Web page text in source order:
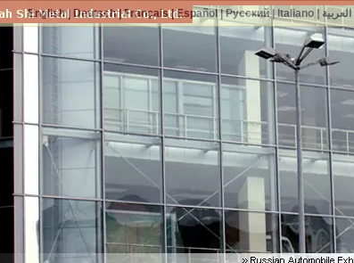
English| Deutsch|Français|Español|Русский|Italiano| العربية